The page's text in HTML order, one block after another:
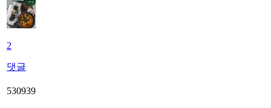
2
댓글
530939